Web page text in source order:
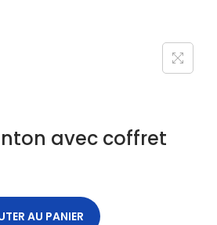
avec coffret
AU PANIER